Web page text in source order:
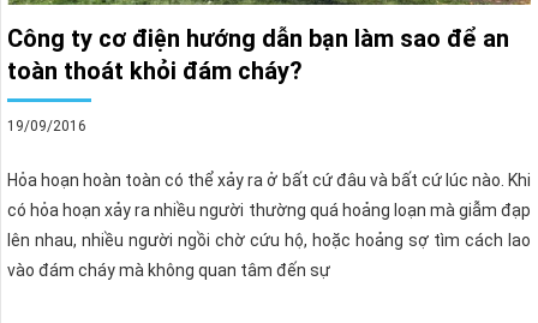
Công ty cơ điện hướng dẫn bạn làm sao để an
toàn thoát khỏi đám cháy?
19/09/2016
Hỏa hoạn hoàn toàn có thể xảy ra ở bất cứ đâu và bất cứ lúc nào. Khi
có hỏa hoạn xảy ra nhiều người thường quá hoảng loạn mà giẫm đạp
lên nhau, nhiều người ngồi chờ cứu hộ, hoặc hoảng sợ tìm cách lao
vào đám cháy mà không quan tâm đến sự